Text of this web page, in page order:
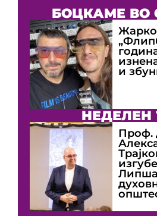
БОЦКАМЕ ВО
и
НЕДЕЛЕН
Проф.